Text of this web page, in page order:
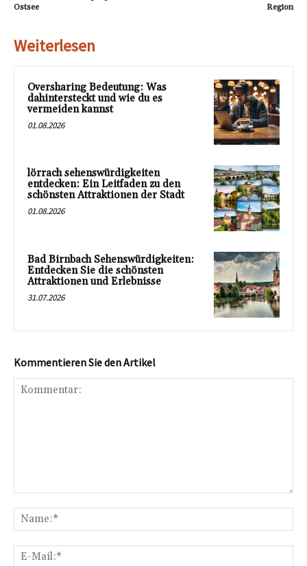
Ostsee
Region
Weiterlesen
Oversharing Bedeutung: Was
dahintersteckt und wie du es
vermeiden kannst
01.08.2026
lörrach sehenswürdigkeiten
entdecken: Ein Leitfaden zu den
schönsten Attraktionen der Stadt
01.08.2026
Bad Birnbach Sehenswürdigkeiten:
Entdecken Sie die schönsten
Attraktionen und Erlebnisse
31.07.2026
Kommentieren Sie den Artikel